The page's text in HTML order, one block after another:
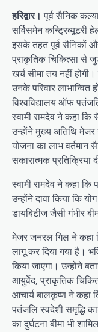
हरिद्वार। पूर्व सैनिक
सर्विसमेन
इसके तहत पूर्व सैनिकों
प्राकृतिक चिकित्सा से
खर्च सीमा तय नहीं
उनके परिवार लाभान्वित
विश्वविद्यालय ऑफ
स्वामी रामदेव ने कहा
उन्होंने मुख्य अतिथि
योजना का लाभ वर्तमान
सकारात्मक प्रतिक्रिया
स्वामी रामदेव ने कहा
उन्होंने दावा किया कि
डायबिटीज जैसी गंभीर
मेजर जनरल गिल ने
लागू कर दिया गया है।
किया जाएगा। उन्होंने
आयुर्वेद, प्राकृतिक
आचार्य बालकृष्ण ने कहा
पतंजलि स्वदेशी समृद्धि
का दुर्घटना बीमा भी